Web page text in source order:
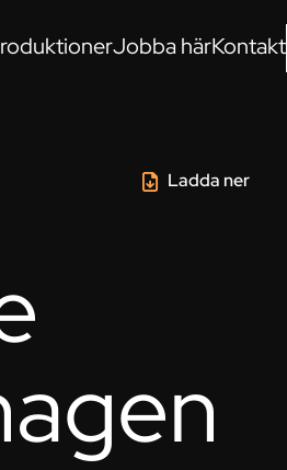
Jobba härKontakt
Ladda ner